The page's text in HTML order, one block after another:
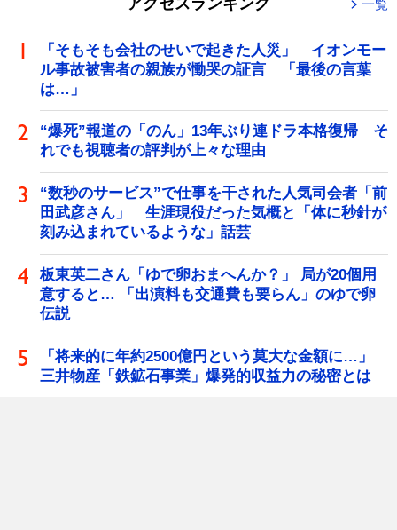
アクセスランキング 一覧
「そもそも会社のせいで起きた人災」 イオンモー
ル事故被害者の親族が慟哭の証言 「最後の言葉
は…」
“爆死”報道の「のん」13年ぶり連ドラ本格復帰 そ
れでも視聴者の評判が上々な理由
“数秒のサービス”で仕事を干された人気司会者「前
田武彦さん」 生涯現役だった気概と「体に秒針が
刻み込まれているような」話芸
板東英二さん「ゆで卵おまへんか？」 局が20個用
意すると… 「出演料も交通費も要らん」のゆで卵
伝説
「将来的に年約2500億円という莫大な金額に…」
三井物産「鉄鉱石事業」爆発的収益力の秘密とは